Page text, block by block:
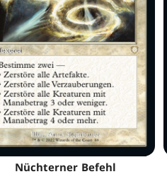
Nüchterner Befehl